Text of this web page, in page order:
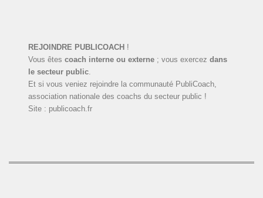
REJOINDRE PUBLICOACH !
Vous êtescoach interne ou externe ; vous exercezdans
le secteur public.
Et si vous veniez rejoindre la communauté PubliCoach,
association nationale des coachs du secteur public !
Site : publicoach.fr